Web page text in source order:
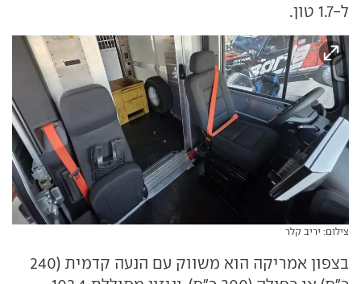
ל-1.7 טון.
צילום: יריב קלר
בצפון אמריקה הוא משווק עם הנעה קדמית (240